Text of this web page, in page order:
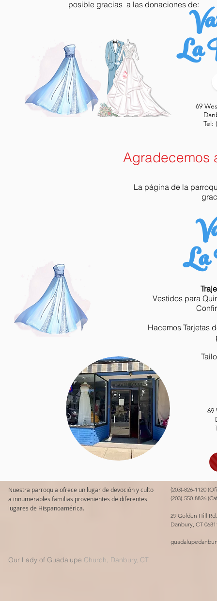
posible gracias a las donaciones de:
La
69
Tel:
Agradecemos
La página de la
La
Vestidos para
Hacemos Tarjetas
69
Nuestra parroquia ofrece un lugar de devoción y culto
a innumerables familias provenientes de diferentes
lugares de Hispanoamérica.
(203)-826-1120
(203)-550-8826
29 Golden Hill Rd.
Danbury, CT
Our Lady of Guadalupe Church, Danbury, CT